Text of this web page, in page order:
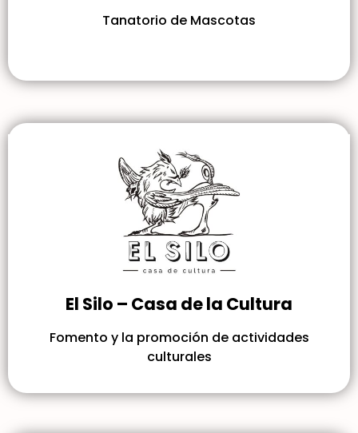
Tanatorio de Mascotas
El Silo – Casa de la Cultura
Fomento y la promoción de actividades
culturales